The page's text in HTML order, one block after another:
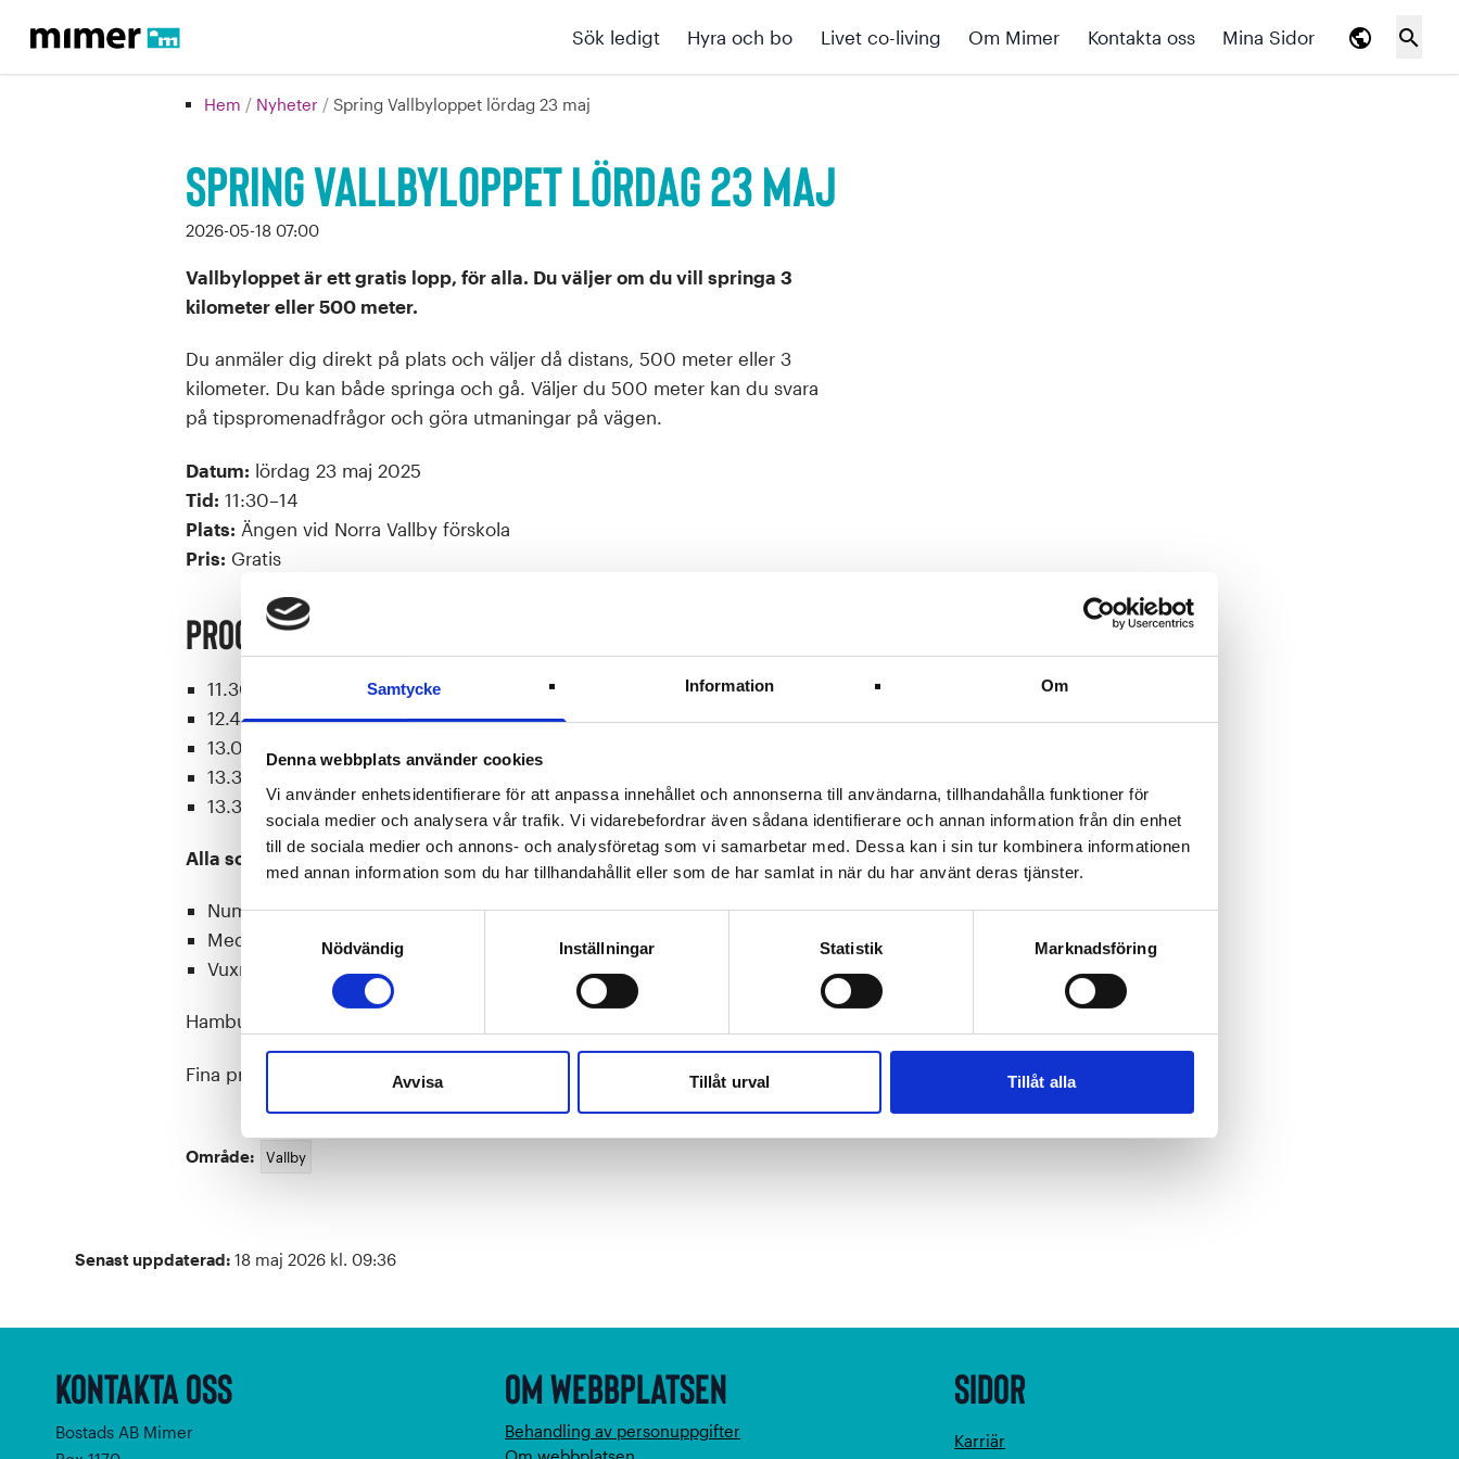
Samtycke Information Om
Denna webbplats använder cookies
Vi använder enhetsidentifierare för att anpassa innehållet och annonserna till användarna, tillhandahålla funktioner för
sociala medier och analysera vår trafik. Vi vidarebefordrar även sådana identifierare och annan information från din enhet
till de sociala medier och annons- och analysföretag som vi samarbetar med. Dessa kan i sin tur kombinera informationen
med annan information som du har tillhandahållit eller som de har samlat in när du har använt deras tjänster.
Samtyckesval
Nödvändig
Inställningar Statistik Marknadsföring
Avvisa Tillåt urval Tillåt alla
Sök ledigt Hyra och bo Livet co-living Om Mimer Kontakta oss Mina Sidor public search
Hem / Nyheter /Spring Vallbyloppet lördag 23 maj
Spring Vallbyloppet lördag 23 maj
2026-05-18 07:00
Vallbyloppet är ett gratis lopp, för alla. Du väljer om du vill springa 3
kilometer eller 500 meter.
Du anmäler dig direkt på plats och väljer då distans, 500 meter eller 3
kilometer. Du kan både springa och gå. Väljer du 500 meter kan du svara
på tipspromenadfrågor och göra utmaningar på vägen.
Datum: lördag 23 maj 2025
Tid: 11:30–14
Plats: Ängen vid Norra Vallby förskola
Pris: Gratis
Program
11.30–12.30 –Anmälan
12.45 – Uppvärmning
13.00 – LOPPEN STARTAR!
13.30 – Nedvarvning
13.30–14.00 – Mingel & prova på-aktiviteter
Alla som deltar får:
Nummerlapp
Medalj vid målgång
Vuxna får även en goodiebag!
Hamburgare med bröd finns att köpa.
Fina priser lottas ut på nummerlapparna!
Område: Vallby
Senast uppdaterad: 18 maj 2026 kl. 09:36
Kontakta oss
Bostads AB Mimer
Om webbplatsen
Behandling av personuppgifter
Sidor
Karriär